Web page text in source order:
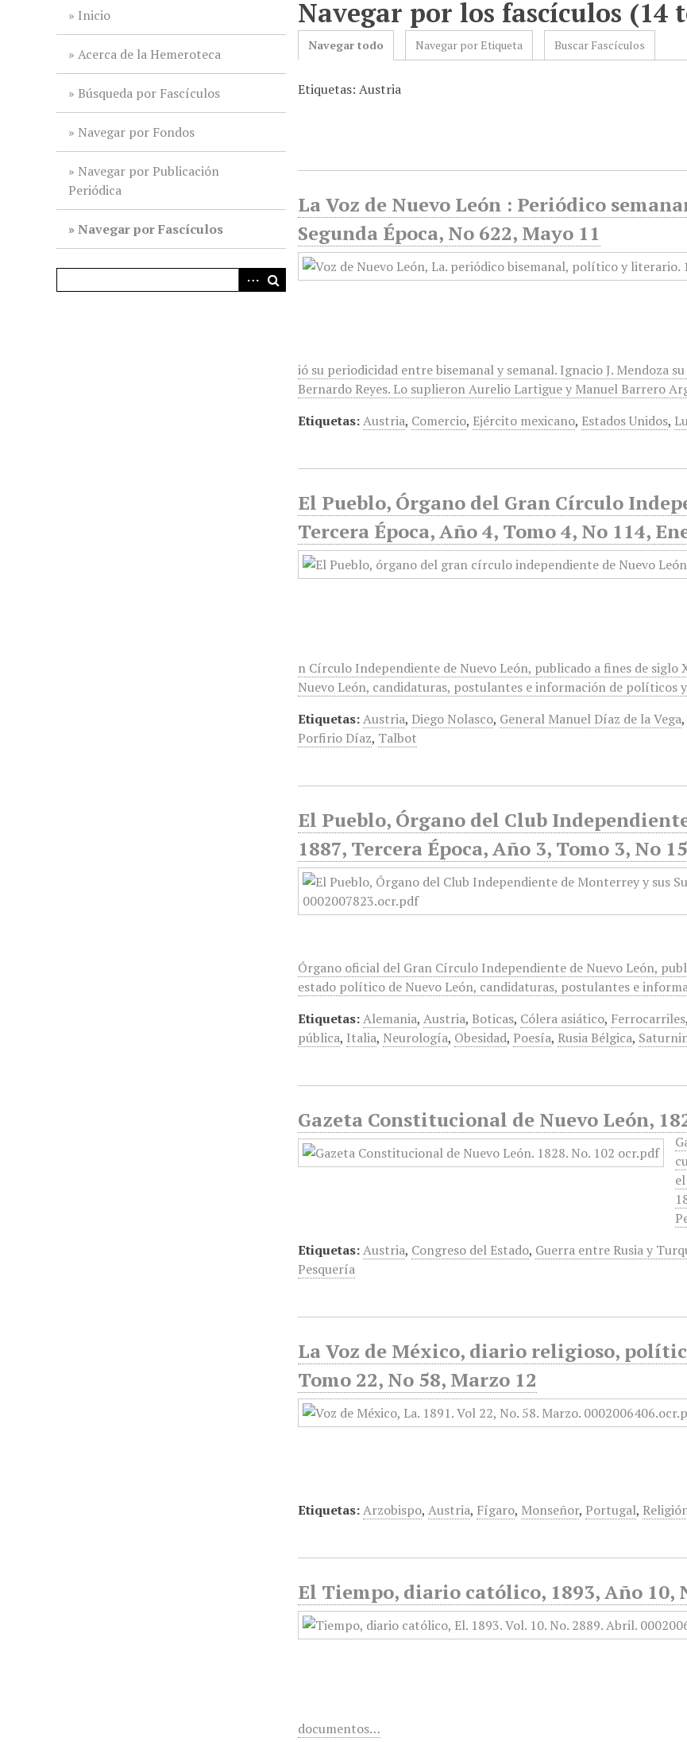
Inicio
Acerca de la Hemeroteca
Búsqueda por Fascículos
Navegar por Fondos
Navegar por Publicación
Periódica
Navegar por Fascículos
Navegar por los fascículos (14
Navegar todo Navegar por Etiqueta Buscar Fascículos
Etiquetas: Austria
La Voz de Nuevo León : Periódico
Segunda Época, No 622, Mayo 11
ió su periodicidad entre bisemanal y semanal. Ignacio J. Mendoza
Bernardo Reyes. Lo suplieron Aurelio Lartigue y Manuel Barrero
Etiquetas:Austria, Comercio, Ejército mexicano, Estados Unidos,
El Pueblo, Órgano del Gran Círculo
Tercera Época, Año 4, Tomo 4, No 114,
n Círculo Independiente de Nuevo León, publicado a fines de
Nuevo León, candidaturas, postulantes e información de políticos
Etiquetas:Austria, Diego Nolasco, General Manuel Díaz de la Vega,
Porfirio Díaz, Talbot
El Pueblo, Órgano del Club
1887, Tercera Época, Año 3, Tomo 3, No
Órgano oficial del Gran Círculo Independiente de Nuevo León,
estado político de Nuevo León, candidaturas, postulantes e
Etiquetas:Alemania,Austria, Boticas, Cólera asiático, Ferrocarriles,
pública, Italia, Neurología, Obesidad, Poesía, Rusia Bélgica,
Gazeta Constitucional de Nuevo León,
Etiquetas:Austria, Congreso del Estado, Guerra entre Rusia y
Pesquería
La Voz de México, diario religioso,
Tomo 22, No 58, Marzo 12
Etiquetas:Arzobispo,Austria, Fígaro, Monseñor, Portugal,
El Tiempo, diario católico, 1893, Año 10,
documentos…